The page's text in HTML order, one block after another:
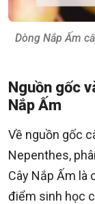
Dòng Nắp Ấm
Nguồn gốc
Nắp Ấm
Về nguồn gốc
Nepenthes,
Cây Nắp Ấm là
điểm sinh học